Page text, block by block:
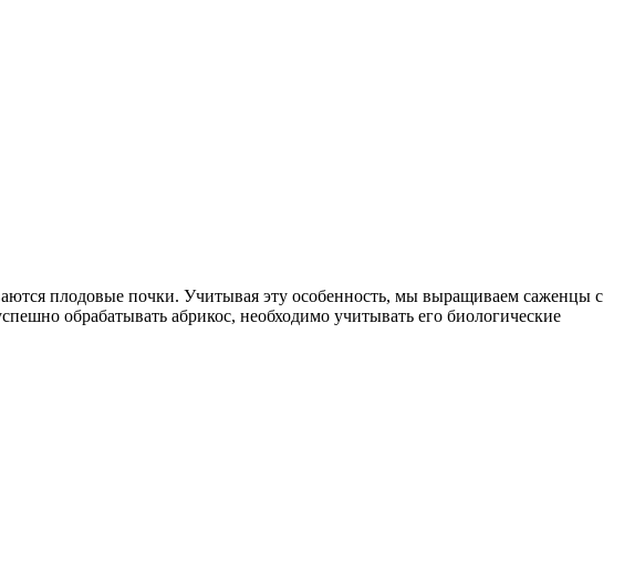
плодовые почки. Учитывая эту особенность, мы выращиваем саженцы с
обрабатывать абрикос, необходимо учитывать его биологические